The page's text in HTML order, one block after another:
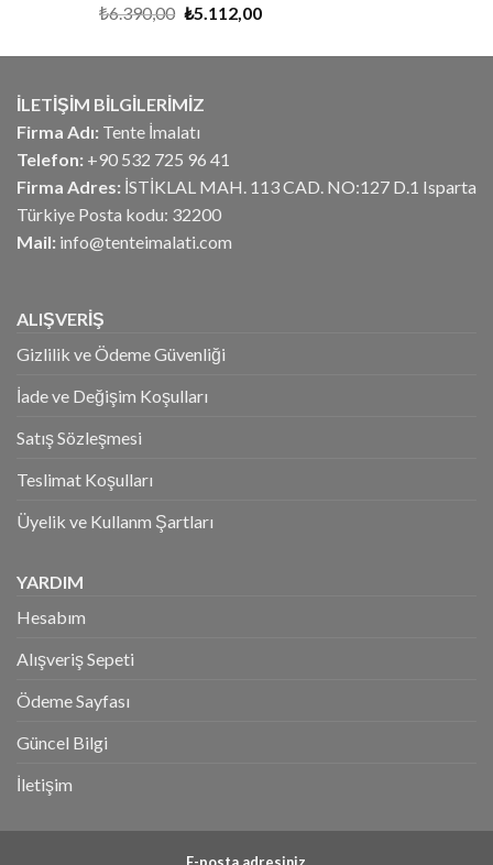
5 üzerinden
oy
₺6.390,00 Orijinal
₺6.390,00.
₺5.112,00Şu
fiyat:
İLETİŞİM BİLGİLERİMİZ
Firma Adı: Tente İmalatı
Telefon: +90 532 725 96 41
Firma Adres: İSTİKLAL MAH. 113 CAD. NO:127 D.1 Isparta
Türkiye Posta kodu: 32200
Mail: info@tenteimalati.com
ALIŞVERİŞ
Gizlilik ve Ödeme Güvenliği
İade ve Değişim Koşulları
Satış Sözleşmesi
Teslimat Koşulları
Üyelik ve Kullanm Şartları
YARDIM
Hesabım
Alışveriş Sepeti
Ödeme Sayfası
Güncel Bilgi
İletişim
E-posta adresiniz